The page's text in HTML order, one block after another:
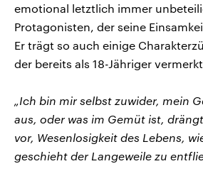
emotional letztlich immer
Protagonisten, der seine
Er trägt so auch einige
der bereits als 18-Jähriger
„Ich bin mir selbst zuwider, mein
aus, oder was im Gemüt ist,
vor, Wesenlosigkeit des Lebens,
geschieht der Langeweile zu